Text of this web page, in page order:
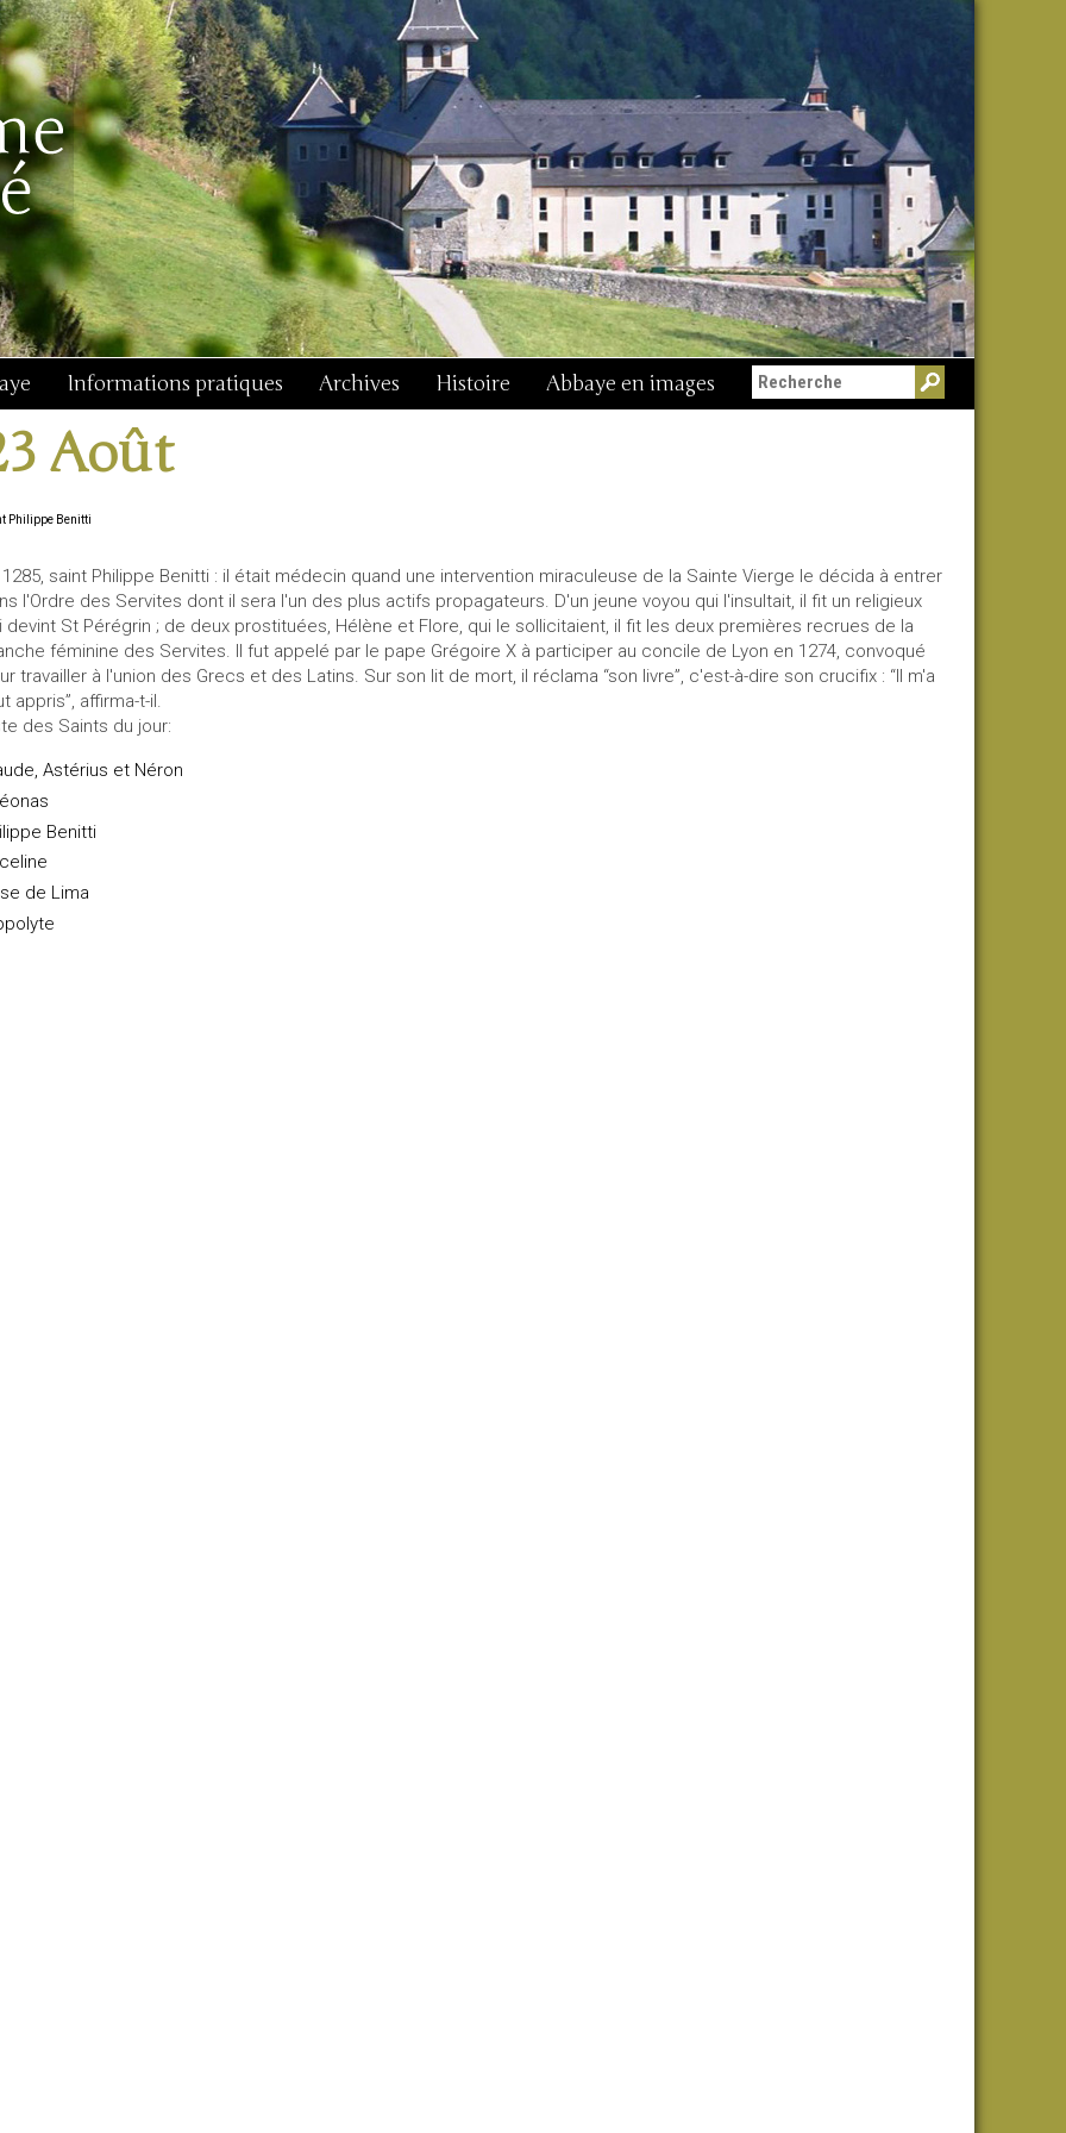
Informations pratiques Archives Histoire Abbaye en images
Août
Philippe Benitti
1285, saint Philippe Benitti : il était médecin quand une intervention miraculeuse de la Sainte Vierge le décida à entrer
l'Ordre des Servites dont il sera l'un des plus actifs propagateurs. D'un jeune voyou qui l'insultait, il fit un religieux
devint St Pérégrin ; de deux prostituées, Hélène et Flore, qui le sollicitaient, il fit les deux premières recrues de la
féminine des Servites. Il fut appelé par le pape Grégoire X à participer au concile de Lyon en 1274, convoqué
travailler à l'union des Grecs et des Latins. Sur son lit de mort, il réclama “son livre”, c'est-à-dire son crucifix : “Il m'a
appris”, affirma-t-il.
des Saints du jour:
Astérius et Néron
Benitti
de Lima